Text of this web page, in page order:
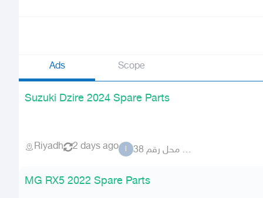
Ads Scope
Suzuki Dzire 2024 Spare Parts
Riyadh 2 days ago ا المطلق محل رقم 38
MG RX5 2022 Spare Parts